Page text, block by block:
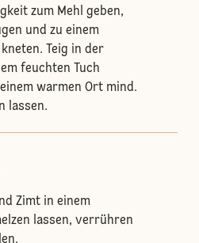
zum Mehl geben,
und zu einem
Teig in der
feuchten Tuch
warmen Ort mind.
lassen.
Zimt in einem
lassen, verrühren